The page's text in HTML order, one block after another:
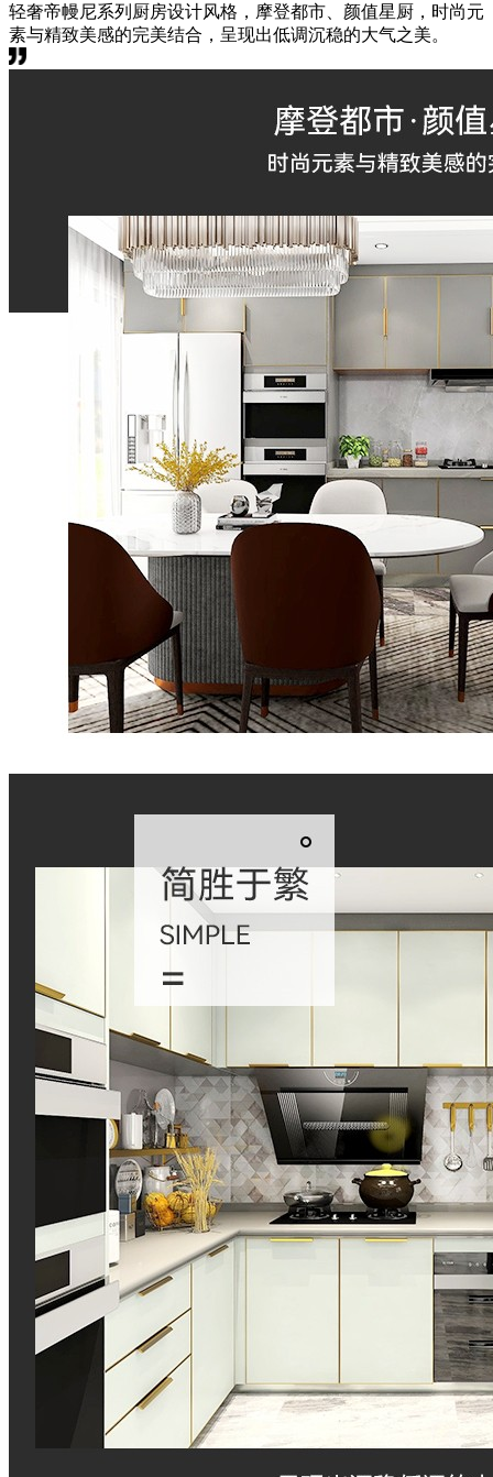
轻奢帝幔尼系列厨房设计风格，摩登都市、颜值星厨，时尚元
素与精致美感的完美结合，呈现出低调沉稳的大气之美。